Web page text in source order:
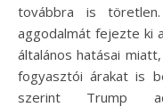
továbbra is
aggodalmát fejezte ki
általános hatásai
fogyasztói árakat is
szerint Trump